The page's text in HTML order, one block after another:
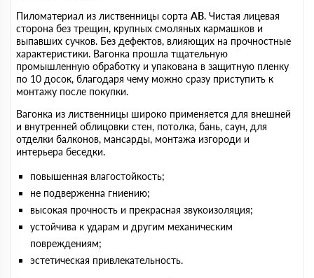
Пиломатериал из лиственницы сорта AB. Чистая лицевая
сторона без трещин, крупных смоляных кармашков и
выпавших сучков. Без дефектов, влияющих на прочностные
характеристики. Вагонка прошла тщательную
промышленную обработку и упакована в защитную пленку
по 10 досок, благодаря чему можно сразу приступить к
монтажу после покупки.
Вагонка из лиственницы широко применяется для внешней
и внутренней облицовки стен, потолка, бань, саун, для
отделки балконов, мансарды, монтажа изгороди и
интерьера беседки.
повышенная влагостойкость;
не подверженна гниению;
высокая прочность и прекрасная звукоизоляция;
устойчива к ударам и другим механическим
повреждениям;
эстетическая привлекательность.